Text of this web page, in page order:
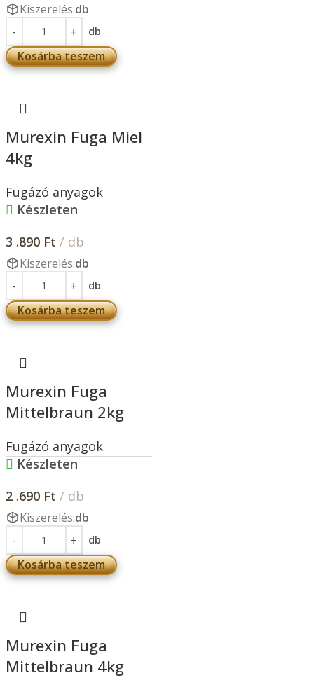
Kiszerelés:db
db
Kosárba teszem
Murexin Fuga Miel
4kg
Fugázó anyagok
Készleten
3 .890 Ft / db
Kiszerelés:db
db
Kosárba teszem
Murexin Fuga
Mittelbraun 2kg
Fugázó anyagok
Készleten
2 .690 Ft / db
Kiszerelés:db
db
Kosárba teszem
Murexin Fuga
Mittelbraun 4kg